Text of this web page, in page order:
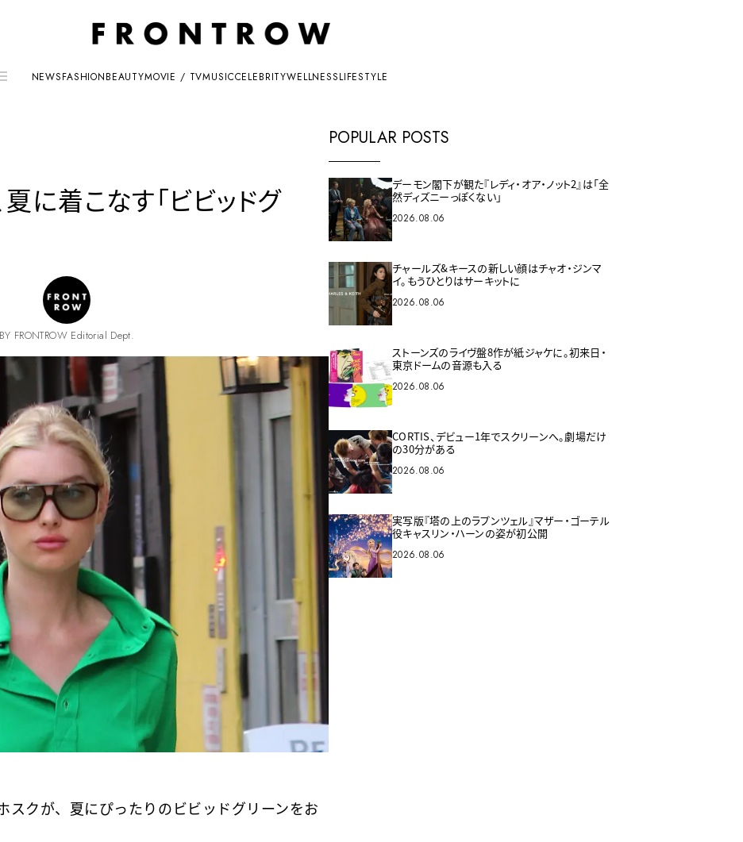
NEWSFASHIONBEAUTYMOVIE / TVMUSICCELEBRITYWELLNESSLIFESTYLE
に着こなす「ビビッドグ
BY FRONTROW Editorial Dept.
スクが、夏にぴったりのビビッドグリーンをお
POPULAR POSTS
デーモン閣下が観た『レディ・オア・ノット2』は「全
然ディズニーっぽくない」
2026.08.06
チャールズ&キースの新しい顔はチャオ・ジンマ
イ。もうひとりはサーキットに
2026.08.06
ストーンズのライヴ盤8作が紙ジャケに。初来日・
東京ドームの音源も入る
2026.08.06
CORTIS、デビュー1年でスクリーンへ。劇場だけ
の30分がある
2026.08.06
実写版『塔の上のラプンツェル』マザー・ゴーテル
役キャスリン・ハーンの姿が初公開
2026.08.06